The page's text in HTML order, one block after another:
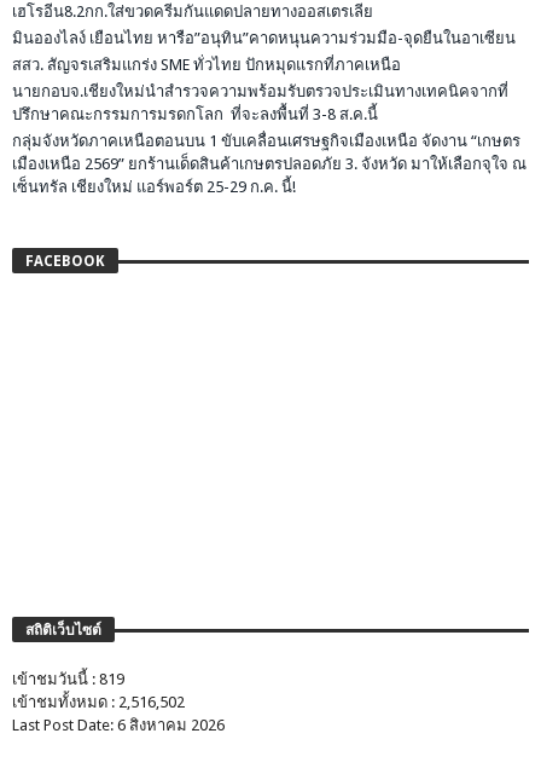
เฮโรอีน8.2กก.ใส่ขวดครีมกันแดดปลายทางออสเตรเลีย
มินอองไลง์ เยือนไทย หารือ”อนุทิน”คาดหนุนความร่วมมือ-จุดยืนในอาเซียน
สสว. สัญจรเสริมแกร่ง SME ทั่วไทย ปักหมุดแรกที่ภาคเหนือ
นายกอบจ.เชียงใหม่นำสำรวจความพร้อมรับตรวจประเมินทางเทคนิคจากที่
ปรึกษาคณะกรรมการมรดกโลก ที่จะลงพื้นที่ 3-8 ส.ค.นี้
กลุ่มจังหวัดภาคเหนือตอนบน 1 ขับเคลื่อนเศรษฐกิจเมืองเหนือ จัดงาน “เกษตร
เมืองเหนือ 2569” ยกร้านเด็ดสินค้าเกษตรปลอดภัย 3. จังหวัด มาให้เลือกจุใจ ณ
เซ็นทรัล เชียงใหม่ แอร์พอร์ต 25-29 ก.ค. นี้!
FACEBOOK
สถิติเว็บไซต์
เข้าชมวันนี้ : 819
เข้าชมทั้งหมด : 2,516,502
Last Post Date: 6 สิงหาคม 2026